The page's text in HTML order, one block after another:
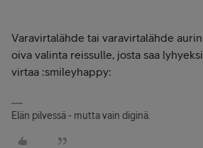
Varavirtalähde tai varavirtalähde
oiva valinta reissulle, josta saa
virtaa :smileyhappy:
Elän pilvessä - mutta vain diginä.